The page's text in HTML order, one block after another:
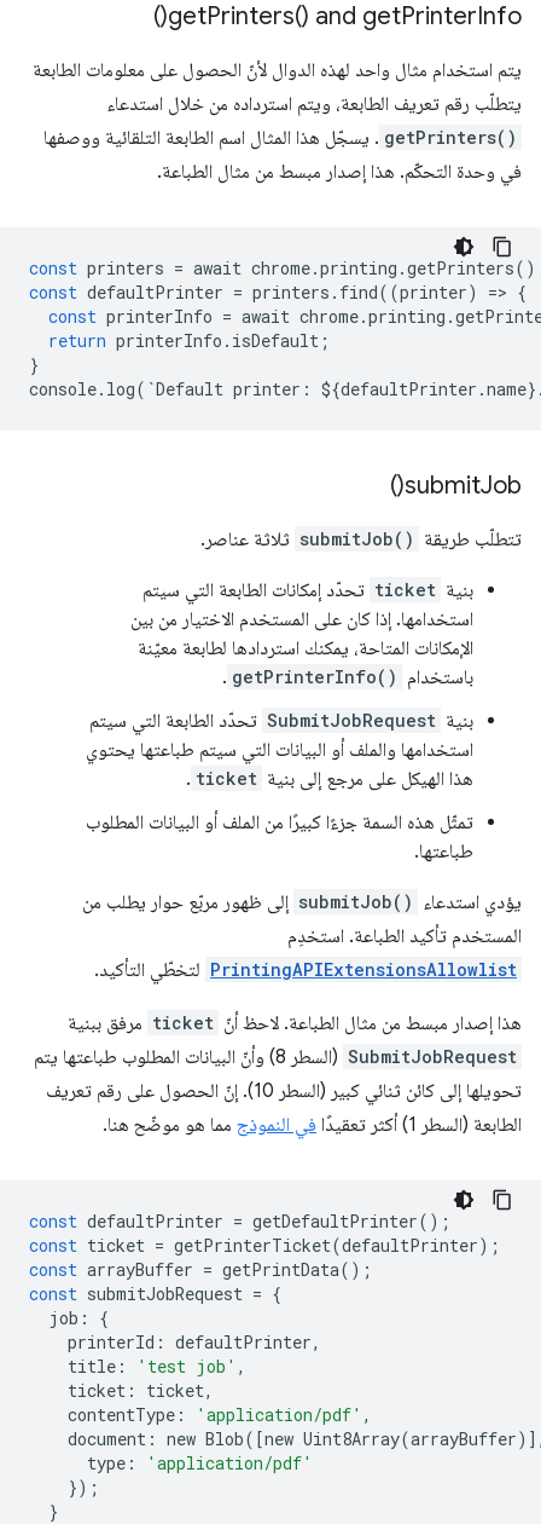
getPrinters() and getPrinterInfo(
)
يتم استخدام مثال واحد لهذه الدوال لأنّ الحصول على معلومات الطابعة
يتطلّب رقم تعريف الطابعة، ويتم استرداده من خلال استدعاء
getPrinters() . يسجّل هذا المثال اسم الطابعة التلقائية ووصفها
في وحدة التحكّم. هذا إصدار مبسط من مثال الطباعة.
const printers = await chrome.printing .getPrinters
const defaultPrinter = printers . find((printer) => {
const printerInfo = await chrome.printing .
return printerInfo . isDefault ;
}
console. log( `Default printer : ${defaultPrinter .name}
submitJob(
)
تتطلّب طريقة submitJob() ثلاثة عناصر.
بنية ticket تحدّد إمكانات الطابعة التي سيتم
استخدامها. إذا كان على المستخدم الاختيار من بين
الإمكانات المتاحة، يمكنك استردادها لطابعة معيّنة
باستخدام getPrinterInfo()
.
بنية SubmitJobRequest تحدّد الطابعة التي سيتم
استخدامها والملف أو البيانات التي سيتم طباعتها يحتوي
هذا الهيكل على مرجع إلى بنية ticket
.
تمثّل هذه السمة جزءًا كبيرًا من الملف أو البيانات المطلوب
طباعتها.
يؤدي استدعاء submitJob() إلى ظهور مربّع حوار يطلب من
المستخدم تأكيد الطباعة. استخدِم
PrintingAPIExtensionsAllowlist لتخطّي التأكيد.
هذا إصدار مبسط من مثال الطباعة. لاحظ أنّ ticket مرفق ببنية
SubmitJobRequest
(السطر 8) وأنّ البيانات المطلوب طباعتها يتم
تحويلها إلى كائن ثنائي كبير (السطر 10). إنّ الحصول على رقم تعريف
الطابعة (السطر 1) أكثر تعقيدًا
في النموذج مما هو موضّح هنا.
const defaultPrinter = getDefaultPrinter();
const ticket = getPrinterTicket(defaultPrinter);
const arrayBuffer = getPrintData();
const submitJobRequest = {
job :
{
printerId : defaultPrinter,
title : 'test job' ,
ticket : ticket,
contentType : 'application/pdf' ,
document : new Blob([new Uint8Array(arrayBuffer
type :
'application/pdf'
});
}